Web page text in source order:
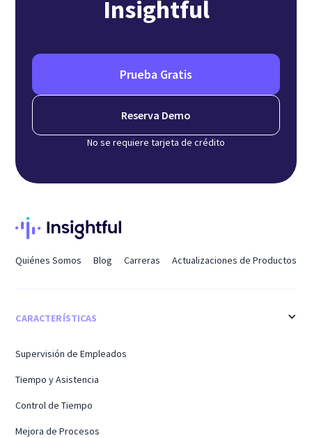
Insightful
Prueba Gratis
Reserva Demo
No se requiere tarjeta de crédito
Quiénes Somos Blog Carreras Actualizaciones de Productos
CARACTERÍSTICAS
Supervisión de Empleados
Tiempo y Asistencia
Control de Tiempo
Mejora de Procesos